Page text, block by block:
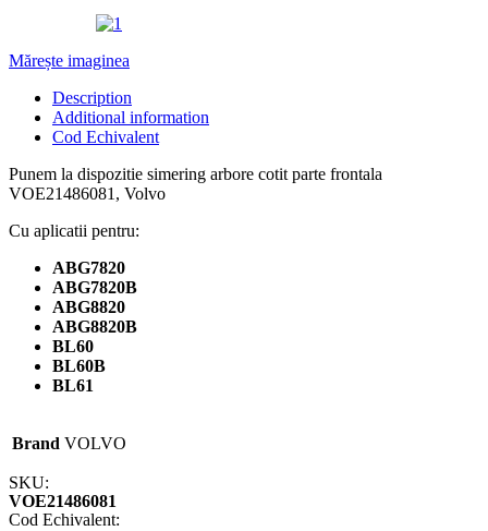
Mărește imaginea
Description
Additional information
Cod Echivalent
Punem la dispozitie simering arbore cotit parte frontala
VOE21486081, Volvo
Cu aplicatii pentru:
ABG7820
ABG7820B
ABG8820
ABG8820B
BL60
BL60B
BL61
Brand VOLVO
SKU:
VOE21486081
Cod Echivalent: